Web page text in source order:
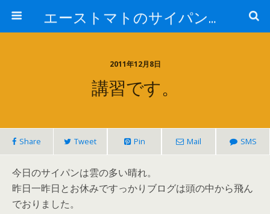
エーストマトのサイパンダイビング日記
2011年12月8日
講習です。
Share Tweet Pin Mail SMS
今日のサイパンは雲の多い晴れ。
昨日一昨日とお休みですっかりブログは頭の中から飛ん
でおりました。